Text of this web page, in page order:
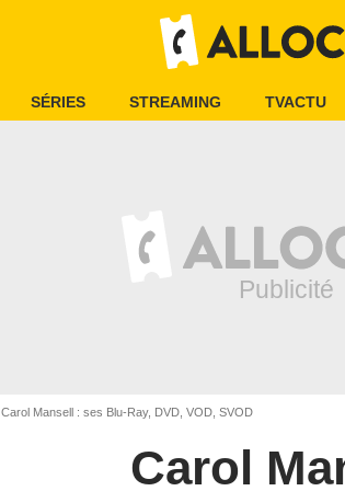
SÉRIES STREAMING TVACTU
Carol Mansell : ses Blu-Ray, DVD, VOD, SVOD
Carol